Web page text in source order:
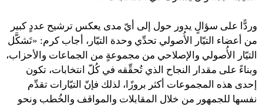
وردًّا على سؤالٍ يدور حول إلى أيّ مدى يعكس ترشيح عددٍ كبير
من أعضاء التيّار الأُصولي تحدِّي وحدة التيّار، أجاب كرم: «تَشكَّل
التيّار الأُصولي والإصلاحي من مجموعةٍ من الجماعات والأحزاب،
وبناءً على مقدار النجاح الذي تُحقِّقه في كُلّ انتخابات، تكون
إحدى هذه المجموعات أكثر بروزًا، لذلك فإنّ التيّارات تقدِّم
نفسها للجمهور من خلال المقابلات والمواقف والخُطب ونحو